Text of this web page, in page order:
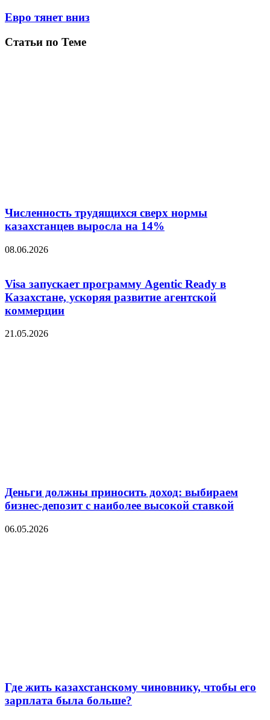
Евро тянет вниз
Статьи по Теме
Численность трудящихся сверх нормы
казахстанцев выросла на 14%
08.06.2026
Visa запускает программу Agentic Ready в
Казахстане, ускоряя развитие агентской
коммерции
21.05.2026
Деньги должны приносить доход: выбираем
бизнес-депозит с наиболее высокой ставкой
06.05.2026
Где жить казахстанскому чиновнику, чтобы его
зарплата была больше?